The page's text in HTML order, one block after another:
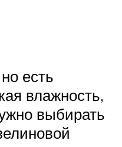
есть
влажность,
выбирать